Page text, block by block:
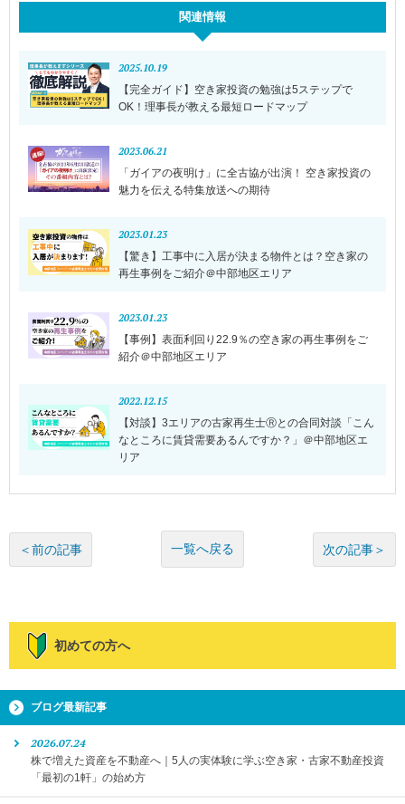
関連情報
2025.10.19
【完全ガイド】空き家投資の勉強は5ステップで
OK！理事長が教える最短ロードマップ
2023.06.21
「ガイアの夜明け」に全古協が出演！ 空き家投資の
魅力を伝える特集放送への期待
2023.01.23
【驚き】工事中に入居が決まる物件とは？空き家の
再生事例をご紹介＠中部地区エリア
2023.01.23
【事例】表面利回り22.9％の空き家の再生事例をご
紹介＠中部地区エリア
2022.12.15
【対談】3エリアの古家再生士Ⓡとの合同対談「こん
なところに賃貸需要あるんですか？」＠中部地区エ
リア
＜前の記事 一覧へ戻る 次の記事＞
初めての方へ
ブログ最新記事
2026.07.24
株で増えた資産を不動産へ｜5人の実体験に学ぶ空き家・古家不動産投資
「最初の1軒」の始め方